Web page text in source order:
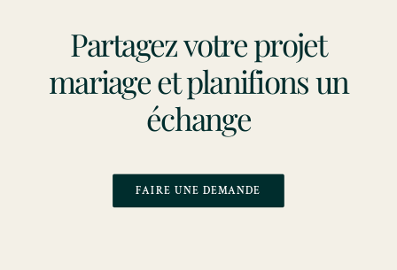
Partagez votre projet
mariage et planifions un
échange
FAIRE UNE DEMANDE